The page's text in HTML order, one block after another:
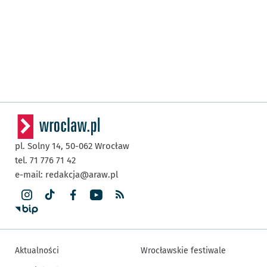
pl. Solny 14, 50-062 Wrocław
tel. 71 776 71 42
e-mail: redakcja@araw.pl
Aktualności
Wrocławskie festiwale